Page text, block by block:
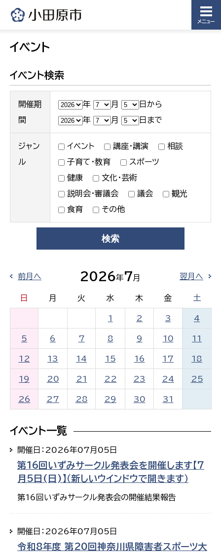
メニュー
イベント
イベント検索
開催期
間
年 月
日から
年
月 日まで
ジャン
ル
イベント 講座・講演
相談
子育て・教育
スポーツ
健康
文化・芸術
説明会・審議会
議会
観光
食育
その他
前月へ 2026年7月 翌月へ
日 月 火 水 木 金 土
1 2 3 4
5 6 7 8 9 10 11
12 13 14 15 16 17 18
19 20 21 22 23 24 25
26 27 28 29 30 31
イベント一覧
開催日：2026年07月05日
第16回いずみサークル発表会を開催します【7
月5日(日)】（新しいウインドウで開きます）
第16回いずみサークル発表会の開催結果報告
開催日：2026年07月05日
令和8年度 第20回神奈川県障害者スポーツ大